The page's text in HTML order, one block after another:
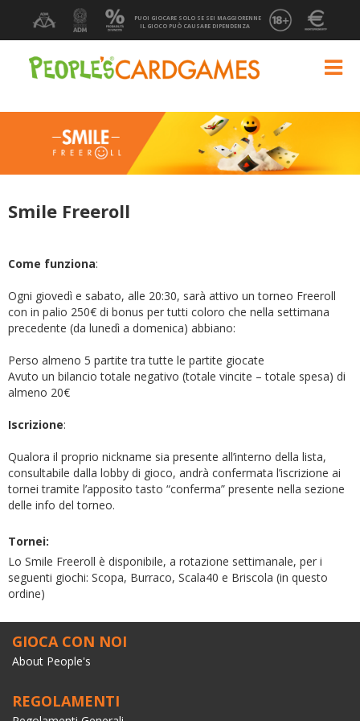
PUOI GIOCARE SOLO SE SEI MAGGIORENNE
IL GIOCO PUÒ CAUSARE DIPENDENZA
Smile Freeroll
Come funziona:
Ogni giovedì e sabato, alle 20:30, sarà attivo un torneo Freeroll
con in palio 250€ di bonus per tutti coloro che nella settimana
precedente (da lunedì a domenica) abbiano:
Perso almeno 5 partite tra tutte le partite giocate
Avuto un bilancio totale negativo (totale vincite – totale spesa) di
almeno 20€
Iscrizione:
Qualora il proprio nickname sia presente all’interno della lista,
consultabile dalla lobby di gioco, andrà confermata l’iscrizione ai
tornei tramite l’apposito tasto “conferma” presente nella sezione
delle info del torneo.
Tornei:
Lo Smile Freeroll è disponibile, a rotazione settimanale, per i
seguenti giochi: Scopa, Burraco, Scala40 e Briscola (in questo
ordine)
GIOCA CON NOI
About People's
REGOLAMENTI